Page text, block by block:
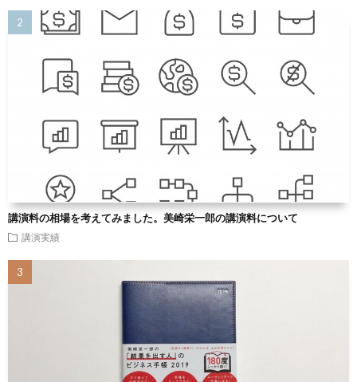
講演料の相場を考えてみました。美崎栄一郎の講演料について
講演実績